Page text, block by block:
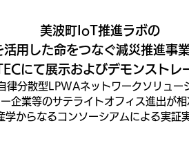
美波町IoT推進ラボの
活用した命をつなぐ減災推進事
にて展示およびデモンストレ
律分散型LPWAネットワークソリュー
企業等のサテライトオフィス進出が
学からなるコンソーシアムによる実証